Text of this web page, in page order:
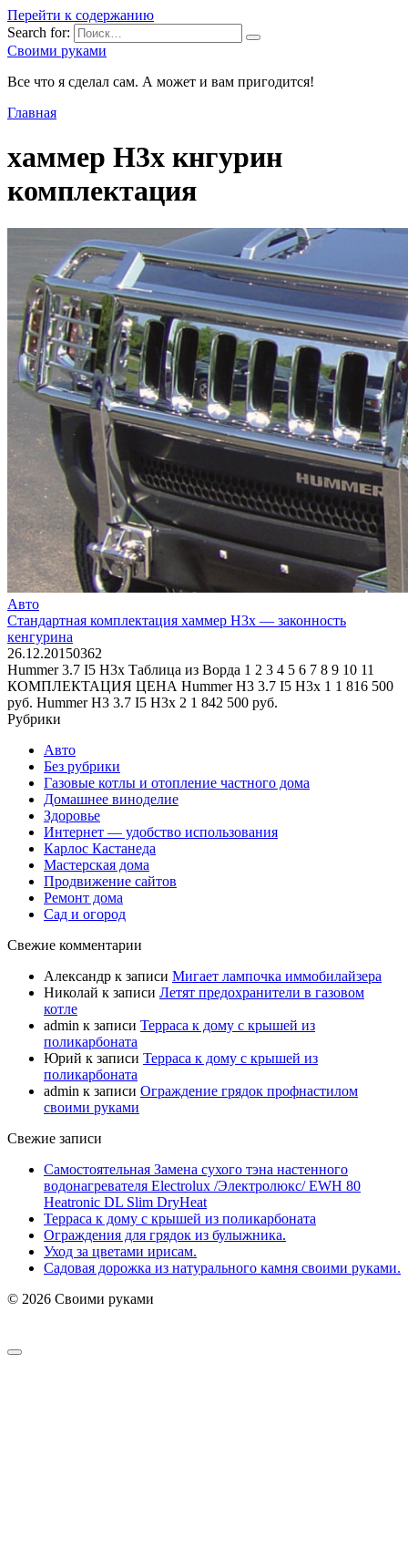
Перейти к содержанию
Search for:
Своими руками
Все что я сделал сам. А может и вам пригодится!
Главная
хаммер H3x кнгурин
комплектация
Авто
Стандартная комплектация хаммер H3x — законность
кенгурина
26.12.20150362
Hummer 3.7 I5 H3x Таблица из Ворда 1 2 3 4 5 6 7 8 9 10 11
КОМПЛЕКТАЦИЯ ЦЕНА Hummer H3 3.7 I5 H3x 1 1 816 500
руб. Hummer H3 3.7 I5 H3x 2 1 842 500 руб.
Рубрики
Авто
Без рубрики
Газовые котлы и отопление частного дома
Домашнее виноделие
Здоровье
Интернет — удобство использования
Карлос Кастанеда
Мастерская дома
Продвижение сайтов
Ремонт дома
Сад и огород
Свежие комментарии
Александр к записи Мигает лампочка иммобилайзера
Николай к записи Летят предохранители в газовом
котле
admin к записи Терраса к дому с крышей из
поликарбоната
Юрий к записи Терраса к дому с крышей из
поликарбоната
admin к записи Ограждение грядок профнастилом
своими руками
Свежие записи
Самостоятельная Замена сухого тэна настенного
водонагревателя Electrolux /Электролюкс/ EWH 80
Heatronic DL Slim DryHeat
Терраса к дому с крышей из поликарбоната
Ограждения для грядок из булыжника.
Уход за цветами ирисам.
Садовая дорожка из натурального камня своими руками.
© 2026 Своими руками